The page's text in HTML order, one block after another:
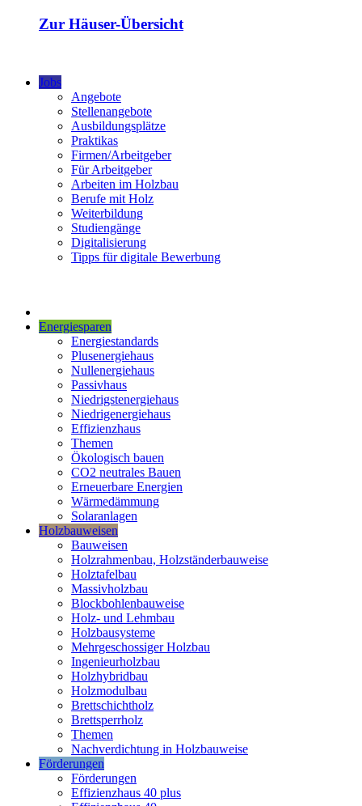
Zur Häuser-Übersicht
Jobs
Angebote
Stellenangebote
Ausbildungsplätze
Praktikas
Firmen/Arbeitgeber
Für Arbeitgeber
Arbeiten im Holzbau
Berufe mit Holz
Weiterbildung
Studiengänge
Digitalisierung
Tipps für digitale Bewerbung
Energiesparen
Energiestandards
Plusenergiehaus
Nullenergiehaus
Passivhaus
Niedrigstenergiehaus
Niedrigenergiehaus
Effizienzhaus
Themen
Ökologisch bauen
CO2 neutrales Bauen
Erneuerbare Energien
Wärmedämmung
Solaranlagen
Holzbauweisen
Bauweisen
Holzrahmenbau, Holzständerbauweise
Holztafelbau
Massivholzbau
Blockbohlenbauweise
Holz- und Lehmbau
Holzbausysteme
Mehrgeschossiger Holzbau
Ingenieurholzbau
Holzhybridbau
Holzmodulbau
Brettschichtholz
Brettsperrholz
Themen
Nachverdichtung in Holzbauweise
Förderungen
Förderungen
Effizienzhaus 40 plus